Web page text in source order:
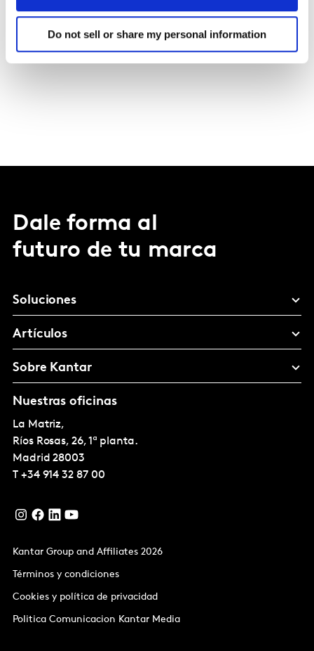
Do not sell or share my personal information
Dale forma al
futuro de tu marca
Soluciones
Artículos
Sobre Kantar
Nuestras oficinas
La Matriz,
Ríos Rosas, 26, 1ª planta.
Madrid 28003
T +34 914 32 87 00
Kantar Group and Affiliates 2026
Términos y condiciones
Cookies y política de privacidad
Politica Comunicacion Kantar Media